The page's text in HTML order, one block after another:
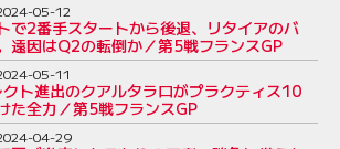
で2番手スタートから後退、リタイアのバ
遠因はQ2の転倒か／第5戦フランスGP
05-12
ト進出のクアルタラロがプラクティス10
た全力／第5戦フランスGP
05-11
04-29